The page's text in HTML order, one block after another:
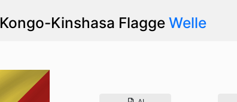
Kongo-Kinshasa Flagge Welle